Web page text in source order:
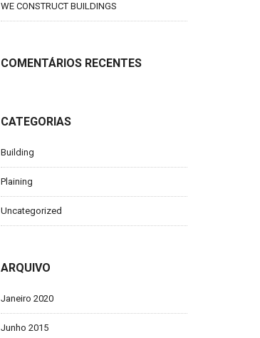
WE CONSTRUCT BUILDINGS
COMENTÁRIOS RECENTES
CATEGORIAS
Building
Plaining
Uncategorized
ARQUIVO
Janeiro 2020
Junho 2015